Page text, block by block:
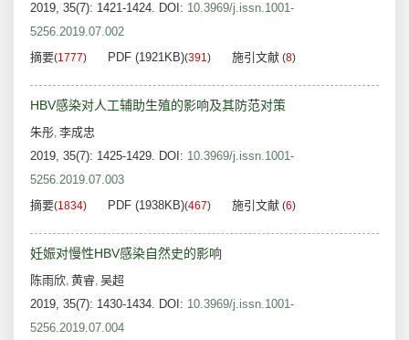
2019, 35(7): 1421-1424. DOI: 10.3969/j.issn.1001-
5256.2019.07.002
摘要(1777) PDF (1921KB)(391) 施引文献 (8)
HBV感染对人工辅助生殖的影响及其防范对策
朱彤, 李成忠
2019, 35(7): 1425-1429. DOI: 10.3969/j.issn.1001-
5256.2019.07.003
摘要(1834) PDF (1938KB)(467) 施引文献 (6)
妊娠对慢性HBV感染自然史的影响
陈雨欣, 黄睿, 吴超
2019, 35(7): 1430-1434. DOI: 10.3969/j.issn.1001-
5256.2019.07.004